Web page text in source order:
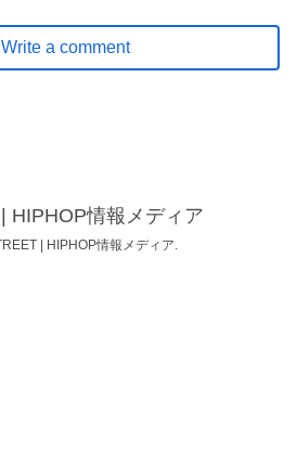
Write a comment
HIPHOP情報メディア
| HIPHOP情報メディア.